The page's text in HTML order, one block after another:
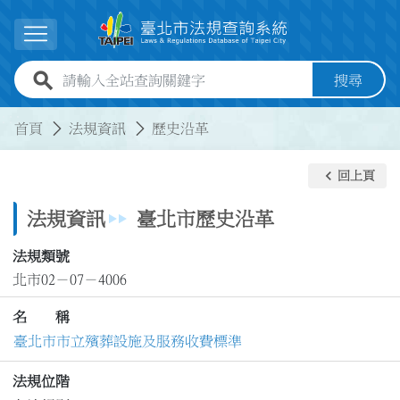
展開選單
全站查詢關鍵字欄位 搜尋
首頁 法規資訊 歷史沿革
法規資訊 臺北市歷史沿革
keyboard_arrow_left 回上頁
法規類號
北市02－07－4006
名 稱
臺北市市立殯葬設施及服務收費標準
法規位階